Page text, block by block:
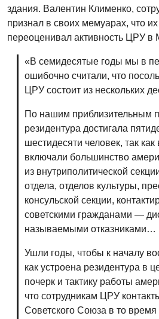
здания. Валентин Клименко,
признал в своих мемуарах, что
переоценивал активность ЦРУ в
«В семидесятые годы мы в
ошибочно считали, что
ЦРУ состоит из нескольких
По нашим приблизительным
резидентура достигала
шестидесяти человек, так
включали большинство
из внутриполитической
отдела, отделов культуры,
консульской секции,
советскими гражданами —
называемыми отказниками…
Ушли годы, чтобы к началу
как устроена резидентура в
почерк и тактику работы
что сотрудникам ЦРУ
Советского Союза в то